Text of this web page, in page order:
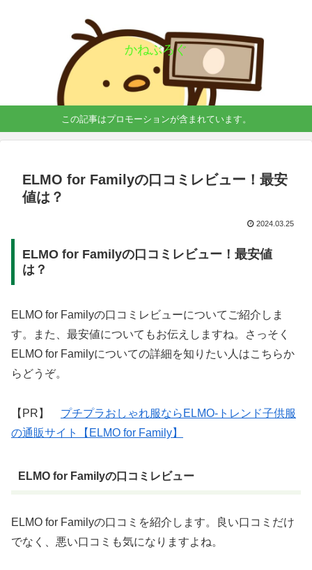
かねぶろぐ
この記事はプロモーションが含まれています。
ELMO for Familyの口コミレビュー！最安
値は？
2024.03.25
ELMO for Familyの口コミレビュー！最安値
は？
ELMO for Familyの口コミレビューについてご紹介しま
す。また、最安値についてもお伝えしますね。さっそく
ELMO for Familyについての詳細を知りたい人はこちらか
らどうぞ。
【PR】 プチプラおしゃれ服ならELMO-トレンド子供服
の通販サイト【ELMO for Family】
ELMO for Familyの口コミレビュー
ELMO for Familyの口コミを紹介します。良い口コミだけ
でなく、悪い口コミも気になりますよね。